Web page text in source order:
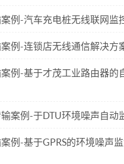
例-汽车充电桩无线联网监
例-连锁店无线通信解决方
例-基于才茂工业路由器的
案例-于DTU环境噪声自动
例-基于GPRS的环境噪声